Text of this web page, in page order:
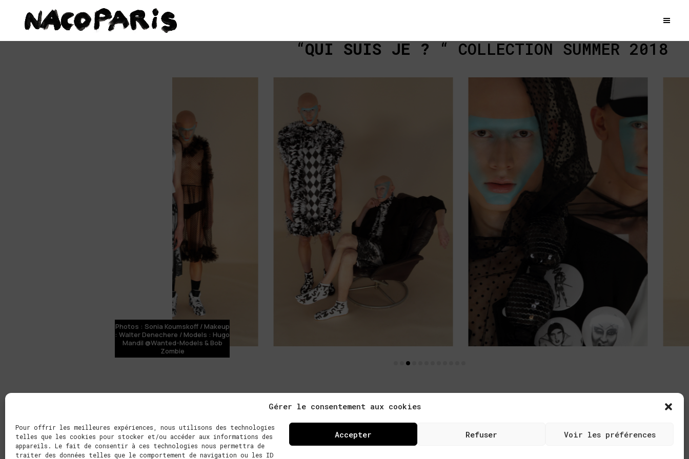
Gérer le consentement aux cookies
Pour offrir les meilleures expériences, nous utilisons des technologies
telles que les cookies pour stocker et/ou accéder aux informations des
appareils. Le fait de consentir à ces technologies nous permettra de
traiter des données telles que le comportement de navigation ou les ID
Accepter Refuser Voir les préférences
“QUI SUIS JE ? “ COLLECTION SUMMER 2018
Photos : Sonia Koumskoff / Makeup
: Walter Denechere / Models : Hugo
Mandil @Wanted-Models & Bob
Zombie